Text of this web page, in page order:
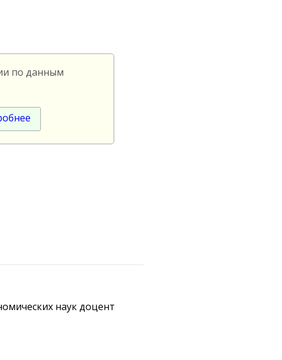
по данным
наук доцент